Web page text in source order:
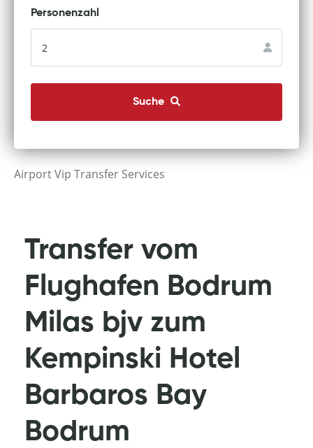
Personenzahl
Suche
Airport Vip Transfer Services
Transfer vom
Flughafen Bodrum
Milas bjv zum
Kempinski Hotel
Barbaros Bay
Bodrum